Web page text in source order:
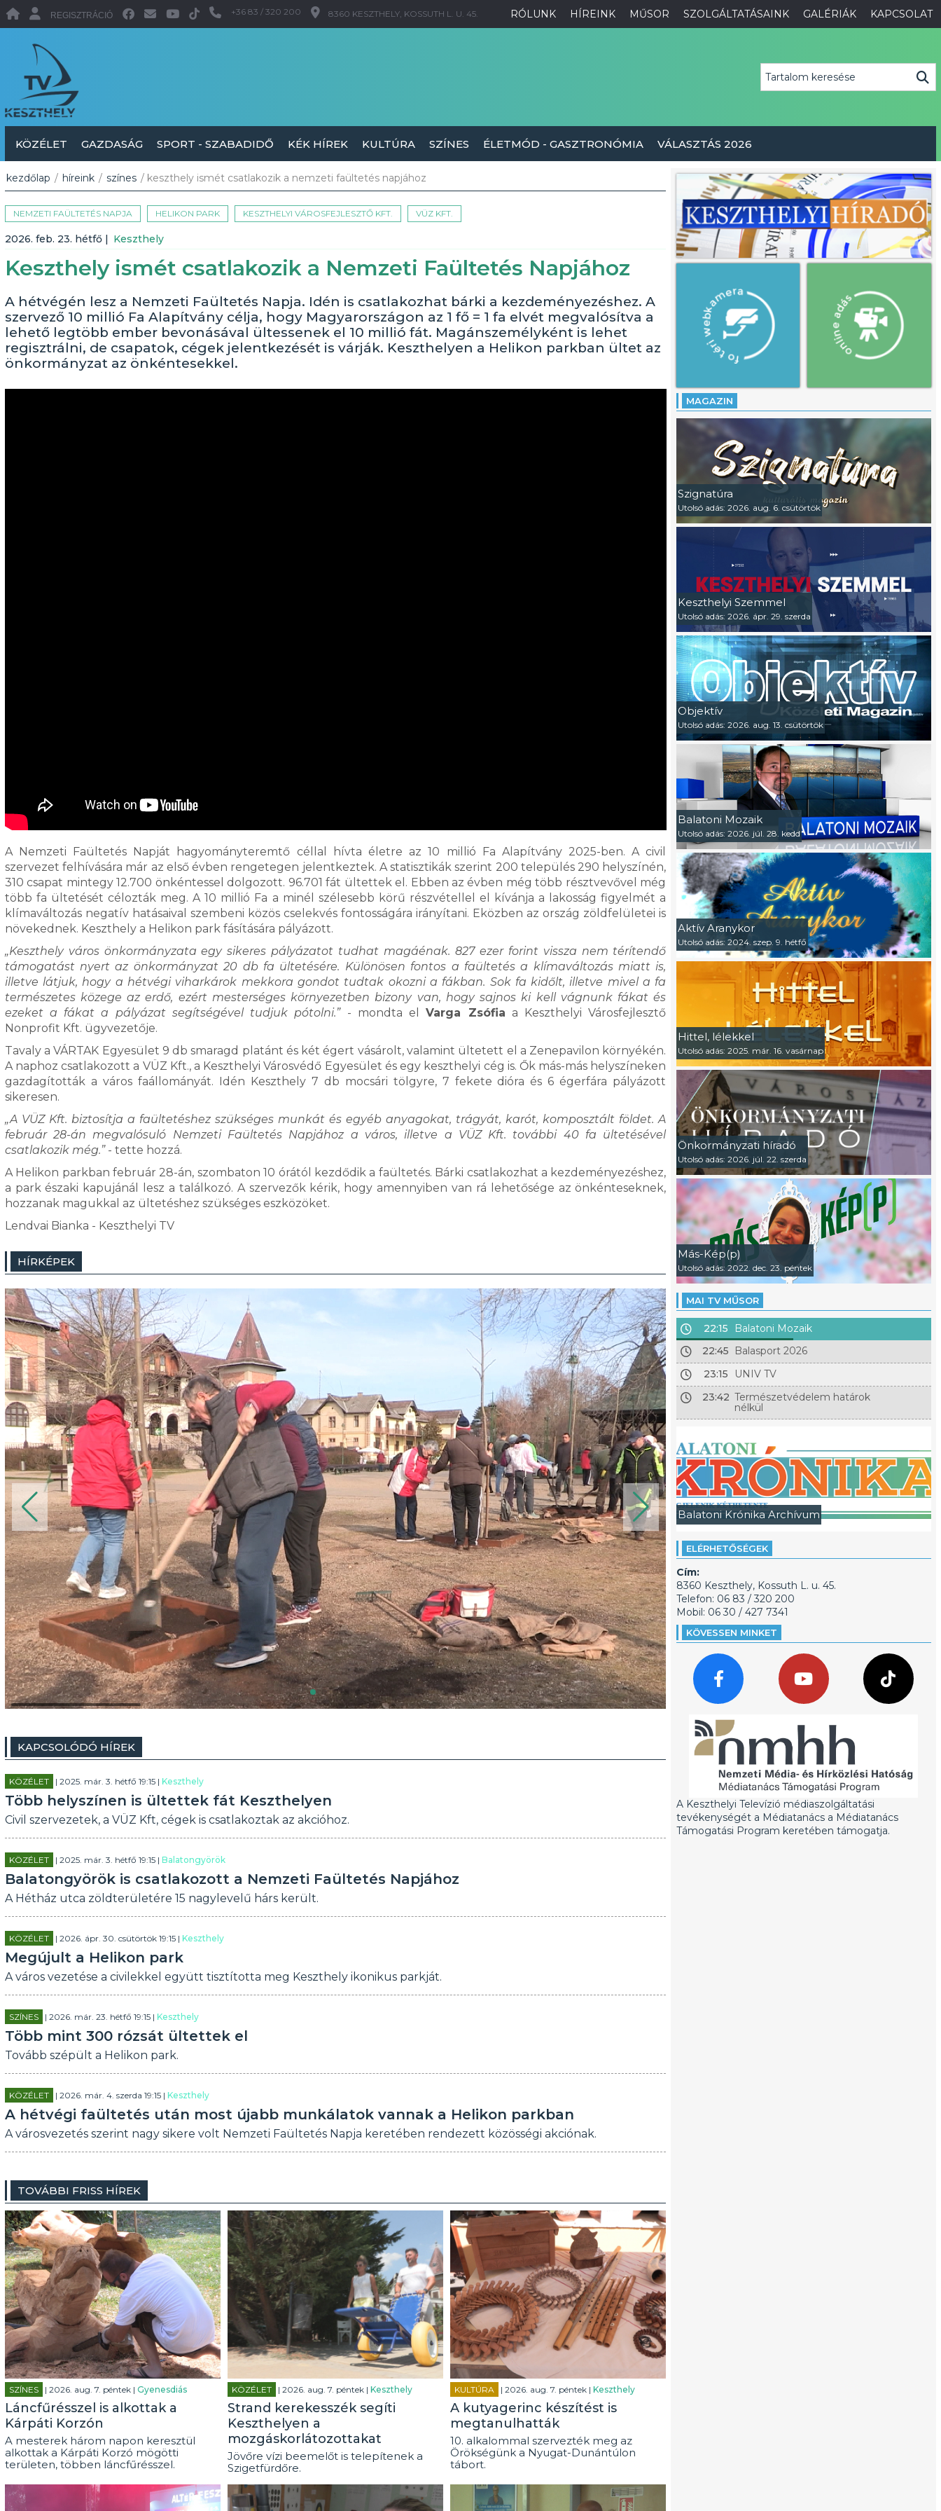
RÓLUNK HÍREINK MŰSOR SZOLGÁLTATÁSAINK GALÉRIÁK KAPCSOLAT
REGISZTRÁCIÓ +36 83 / 320 200 8360 KESZTHELY, KOSSUTH L. U. 45.
KÖZÉLET GAZDASÁG SPORT - SZABADIDŐ KÉK HÍREK KULTÚRA SZÍNES ÉLETMÓD - GASZTRONÓMIA VÁLASZTÁS 2026
kezdőlap / híreink / színes / keszthely ismét csatlakozik a nemzeti faültetés napjához
NEMZETI FAÜLTETÉS NAPJA HELIKON PARK KESZTHELYI VÁROSFEJLESZTŐ KFT. VÜZ KFT.
2026. feb. 23. hétfő | Keszthely
Keszthely ismét csatlakozik a Nemzeti Faültetés Napjához
A hétvégén lesz a Nemzeti Faültetés Napja. Idén is csatlakozhat bárki a kezdeményezéshez. A
szervező 10 millió Fa Alapítvány célja, hogy Magyarországon az 1 fő = 1 fa elvét megvalósítva a
lehető legtöbb ember bevonásával ültessenek el 10 millió fát. Magánszemélyként is lehet
regisztrálni, de csapatok, cégek jelentkezését is várják. Keszthelyen a Helikon parkban ültet az
önkormányzat az önkéntesekkel.
A Nemzeti Faültetés Napját hagyományteremtő céllal hívta életre az 10 millió Fa Alapítvány 2025-ben. A civil
szervezet felhívására már az első évben rengetegen jelentkeztek. A statisztikák szerint 200 település 290 helyszínén,
310 csapat mintegy 12.700 önkéntessel dolgozott. 96.701 fát ültettek el. Ebben az évben még több résztvevővel még
több fa ültetését célozták meg. A 10 millió Fa a minél szélesebb körű részvétellel el kívánja a lakosság figyelmét a
klímaváltozás negatív hatásaival szembeni közös cselekvés fontosságára irányítani. Eközben az ország zöldfelületei is
növekednek. Keszthely a Helikon park fásítására pályázott.
„Keszthely város önkormányzata egy sikeres pályázatot tudhat magáénak. 827 ezer forint vissza nem térítendő
támogatást nyert az önkormányzat 20 db fa ültetésére. Különösen fontos a faültetés a klímaváltozás miatt is,
illetve látjuk, hogy a hétvégi viharkárok mekkora gondot tudtak okozni a fákban. Sok fa kidőlt, illetve mivel a fa
természetes közege az erdő, ezért mesterséges környezetben bizony van, hogy sajnos ki kell vágnunk fákat és
ezeket a fákat a pályázat segítségével tudjuk pótolni.”- mondta elVarga Zsófia a Keszthelyi Városfejlesztő
Nonprofit Kft. ügyvezetője.
Tavaly a VÁRTAK Egyesület 9 db smaragd platánt és két égert vásárolt, valamint ültetett el a Zenepavilon környékén.
A naphoz csatlakozott a VÜZ Kft., a Keszthelyi Városvédő Egyesület és egy keszthelyi cég is. Ők más-más helyszíneken
gazdagították a város faállományát. Idén Keszthely 7 db mocsári tölgyre, 7 fekete dióra és 6 égerfára pályázott
sikeresen.
„A VÜZ Kft. biztosítja a faültetéshez szükséges munkát és egyéb anyagokat, trágyát, karót, komposztált földet. A
február 28-án megvalósuló Nemzeti Faültetés Napjához a város, illetve a VÜZ Kft. további 40 fa ültetésével
csatlakozik még.”- tette hozzá.
A Helikon parkban február 28-án, szombaton 10 órától kezdődik a faültetés. Bárki csatlakozhat a kezdeményezéshez,
a park északi kapujánál lesz a találkozó. A szervezők kérik, hogy amennyiben van rá lehetősége az önkénteseknek,
hozzanak magukkal az ültetéshez szükséges eszközöket.
Lendvai Bianka - Keszthelyi TV
HÍRKÉPEK
KAPCSOLÓDÓ HÍREK
KÖZÉLET | 2025. már. 3. hétfő 19:15 | Keszthely
Több helyszínen is ültettek fát Keszthelyen
Civil szervezetek, a VÜZ Kft, cégek is csatlakoztak az akcióhoz.
KÖZÉLET | 2025. már. 3. hétfő 19:15 | Balatongyörök
Balatongyörök is csatlakozott a Nemzeti Faültetés Napjához
A Hétház utca zöldterületére 15 nagylevelű hárs került.
KÖZÉLET | 2026. ápr. 30. csütörtök 19:15 | Keszthely
Megújult a Helikon park
A város vezetése a civilekkel együtt tisztította meg Keszthely ikonikus parkját.
SZÍNES | 2026. már. 23. hétfő 19:15 | Keszthely
Több mint 300 rózsát ültettek el
Tovább szépült a Helikon park.
KÖZÉLET | 2026. már. 4. szerda 19:15 | Keszthely
A hétvégi faültetés után most újabb munkálatok vannak a Helikon parkban
A városvezetés szerint nagy sikere volt Nemzeti Faültetés Napja keretében rendezett közösségi akciónak.
TOVÁBBI FRISS HÍREK
SZÍNES | 2026. aug. 7. péntek | Gyenesdiás
Láncfűrésszel is alkottak a
Kárpáti Korzón
A mesterek három napon keresztül
alkottak a Kárpáti Korzó mögötti
területen, többen láncfűrésszel.
KÖZÉLET | 2026. aug. 7. péntek | Keszthely
Strand kerekesszék segíti
Keszthelyen a
mozgáskorlátozottakat
Jövőre vízi beemelőt is telepítenek a
Szigetfürdőre.
KULTÚRA | 2026. aug. 7. péntek | Keszthely
A kutyagerinc készítést is
megtanulhatták
10. alkalommal szervezték meg az
Örökségünk a Nyugat-Dunántúlon
tábort.
MAGAZIN
Szignatúra
Utolsó adás: 2026. aug. 6. csütörtök
Keszthelyi Szemmel
Utolsó adás: 2026. ápr. 29. szerda
Objektív
Utolsó adás: 2026. aug. 13. csütörtök
Balatoni Mozaik
Utolsó adás: 2026. júl. 28. kedd
Aktív Aranykor
Utolsó adás: 2024. szep. 9. hétfő
Hittel, lélekkel
Utolsó adás: 2025. már. 16. vasárnap
Önkormányzati híradó
Utolsó adás: 2026. júl. 22. szerda
Más-Kép(p)
Utolsó adás: 2022. dec. 23. péntek
MAI TV MŰSOR
22:15
Balatoni Mozaik
22:45
Balasport 2026
23:15
UNIV TV
23:42 Természetvédelem határok
nélkül
Balatoni Krónika Archívum
ELÉRHETŐSÉGEK
Cím:
8360 Keszthely, Kossuth L. u. 45.
Telefon: 06 83 / 320 200
Mobil: 06 30 / 427 7341
KÖVESSEN MINKET
A Keszthelyi Televízió médiaszolgáltatási
tevékenységét a Médiatanács a Médiatanács
Támogatási Program keretében támogatja.